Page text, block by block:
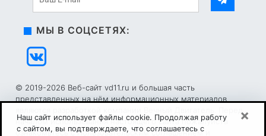
Наш сайт использует файлы cookie. Продолжая работу
с сайтом, вы подтверждаете, что соглашаетесь с
×
МЫ В СОЦСЕТЯХ:
© 2019-2026 Веб-сайт vd11.ru и большая часть
представленных на нём информационных материалов
началом использования настоящего сайта пожалуйста
ознакомьтесь сПользовательским соглашениеми